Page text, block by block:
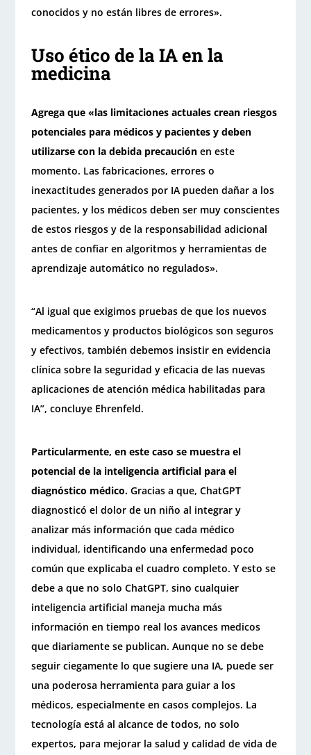
conocidos y no están libres de errores».
Uso ético de la IA en la
medicina
Agrega que «las limitaciones actuales crean riesgos
potenciales para médicos y pacientes y deben
utilizarse con la debida precauciónen este
momento. Las fabricaciones, errores o
inexactitudes generados por IA pueden dañar a los
pacientes, y los médicos deben ser muy conscientes
de estos riesgos y de la responsabilidad adicional
antes de confiar en algoritmos y herramientas de
aprendizaje automático no regulados».
“Al igual que exigimos pruebas de que los nuevos
medicamentos y productos biológicos son seguros
y efectivos, también debemos insistir en evidencia
clínica sobre la seguridad y eficacia de las nuevas
aplicaciones de atención médica habilitadas para
IA”, concluye Ehrenfeld.
Particularmente, en este caso se muestra el
potencial de la inteligencia artificial para el
diagnóstico médico.Gracias a que, ChatGPT
diagnosticó el dolor de un niño al integrar y
analizar más información que cada médico
individual, identificando una enfermedad poco
común que explicaba el cuadro completo. Y esto se
debe a que no solo ChatGPT, sino cualquier
inteligencia artificial maneja mucha más
información en tiempo real los avances medicos
que diariamente se publican. Aunque no se debe
seguir ciegamente lo que sugiere una IA, puede ser
una poderosa herramienta para guiar a los
médicos, especialmente en casos complejos. La
tecnología está al alcance de todos, no solo
expertos, para mejorar la salud y calidad de vida de